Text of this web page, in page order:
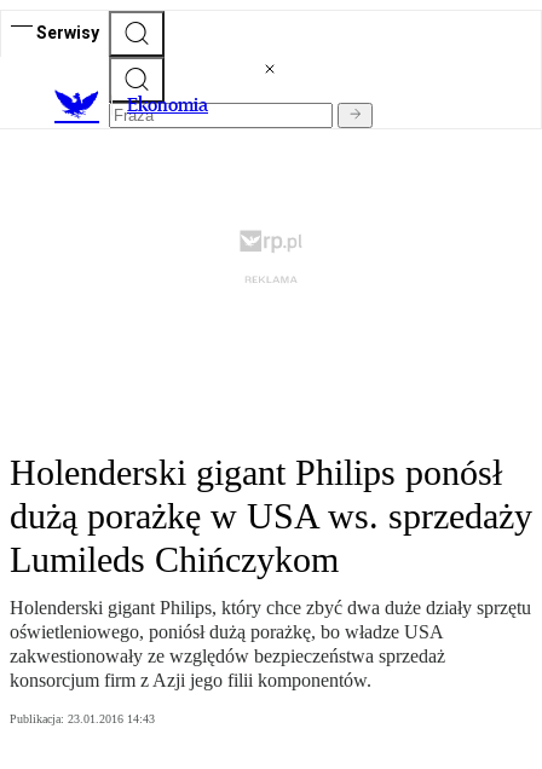
Serwisy
Ekonomia
Holenderski gigant Philips ponósł
dużą porażkę w USA ws. sprzedaży
Lumileds Chińczykom
Holenderski gigant Philips, który chce zbyć dwa duże działy sprzętu
oświetleniowego, poniósł dużą porażkę, bo władze USA
zakwestionowały ze względów bezpieczeństwa sprzedaż
konsorcjum firm z Azji jego filii komponentów.
Publikacja: 23.01.2016 14:43